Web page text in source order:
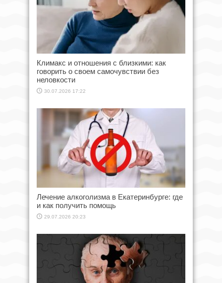
Климакс и отношения с близкими: как
говорить о своем самочувствии без
неловкости
30.07.2026 17:22
Лечение алкоголизма в Екатеринбурге: где
и как получить помощь
29.07.2026 20:23